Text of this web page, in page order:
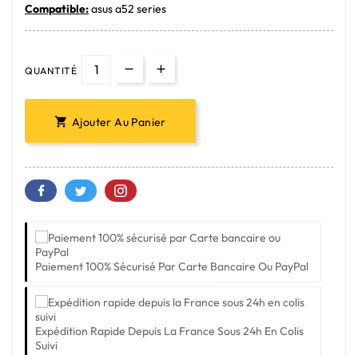
Compatible:asus a52 series
QUANTITÉ
 Ajouter Au Panier
Paiement 100% Sécurisé Par Carte Bancaire Ou PayPal
Expédition Rapide Depuis La France Sous 24h En Colis
Suivi